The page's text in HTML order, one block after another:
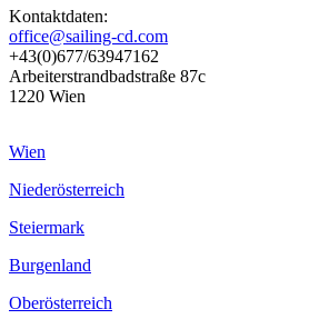
Kontaktdaten:
office@sailing-cd.com
+43(0)677/63947162
Arbeiterstrandbadstraße 87c
1220 Wien
Wien
Niederösterreich
Steiermark
Burgenland
Oberösterreich